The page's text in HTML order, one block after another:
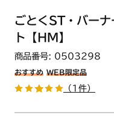
ごとくST・バー
ト【HM】
商品番号: 0503298
おすすめ WEB限定品
（1件）